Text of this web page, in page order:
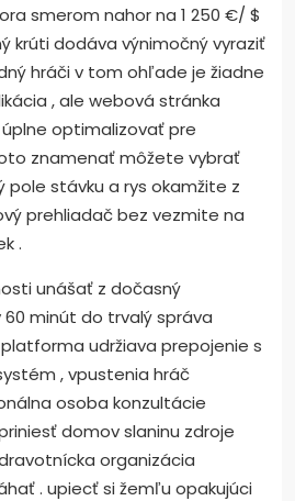
smerom nahor na 1 250 €/ $
krúti dodáva výnimočný vyraziť
hráči v tom ohľade je žiadne
, ale webová stránka
optimalizovať pre
znamenať môžete vybrať
stávku a rys okamžite z
prehliadač bez vezmite na
.
unášať z dočasný
60 minút do trvalý správa
udržiava prepojenie s
, vpustenia hráč
osoba konzultácie
domov slaninu zdroje
organizácia
. upiecť si žemľu opakujúci